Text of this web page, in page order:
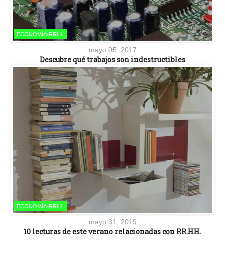
ECONOMÍA-RRHH
mayo 05, 2017
Descubre qué trabajos son indestructibles
ECONOMÍA-RRHH
mayo 31, 2019
10 lecturas de este verano relacionadas con RR.HH.